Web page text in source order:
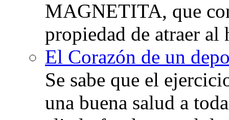
MAGNETITA, que
propiedad de atraer
El Corazón de un
Se sabe que el
una buena salud a